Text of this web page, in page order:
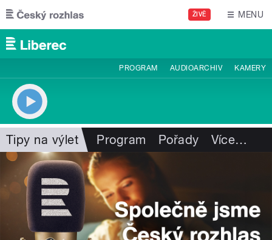
Přejít k hlavnímu obsahu
ŽIVĚ MENU
PROGRAM AUDIOARCHIV KAMERY
Tipy na výlet Program Pořady Více…